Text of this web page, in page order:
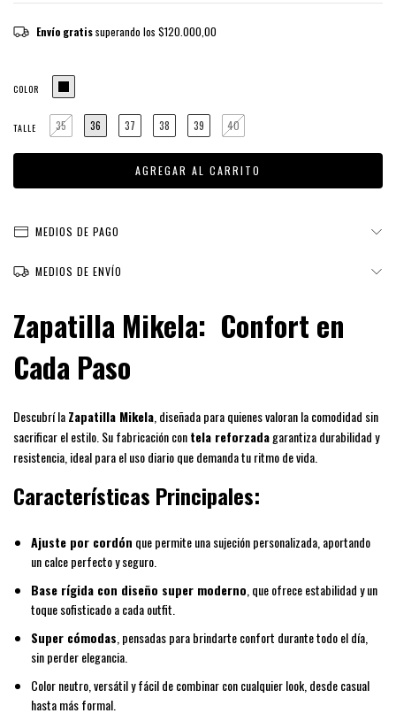
Envío gratis superando los $120.000,00
COLOR
TALLE 35 36 37 38 39 40
MEDIOS DE PAGO
MEDIOS DE ENVÍO
Zapatilla Mikela: Confort en
Cada Paso
Descubrí laZapatilla Mikela, diseñada para quienes valoran la comodidad sin
sacrificar el estilo. Su fabricación contela reforzadagarantiza durabilidad y
resistencia, ideal para el uso diario que demanda tu ritmo de vida.
Características Principales:
Ajuste por cordón que permite una sujeción personalizada, aportando
un calce perfecto y seguro.
Base rígida con diseño super moderno, que ofrece estabilidad y un
toque sofisticado a cada outfit.
Super cómodas, pensadas para brindarte confort durante todo el día,
sin perder elegancia.
Color neutro, versátil y fácil de combinar con cualquier look, desde casual
hasta más formal.